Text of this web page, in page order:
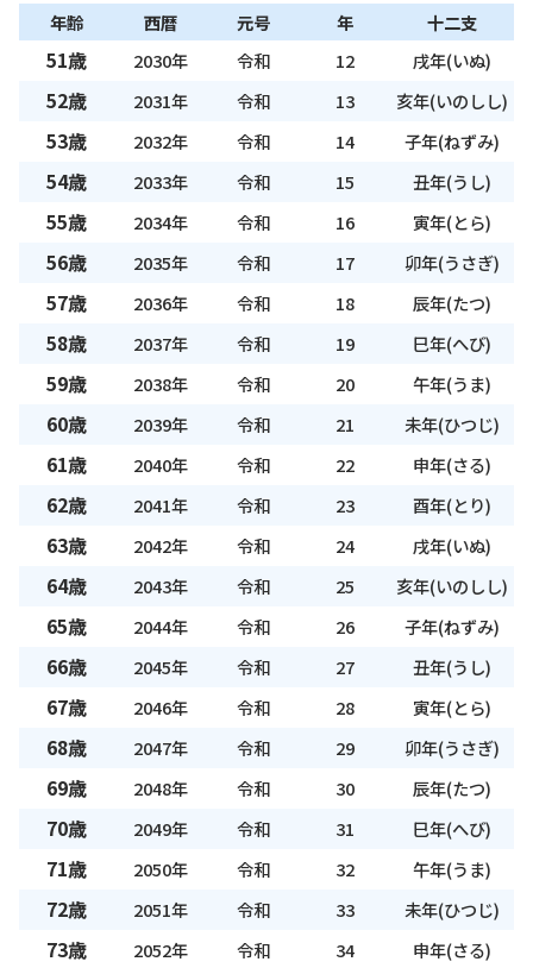
年齢 西暦 元号 年 十二支
51歳 2030年 令和 12 戌年(いぬ)
52歳 2031年 令和 13 亥年(いのしし)
53歳 2032年 令和 14 子年(ねずみ)
54歳 2033年 令和 15 丑年(うし)
55歳 2034年 令和 16 寅年(とら)
56歳 2035年 令和 17 卯年(うさぎ)
57歳 2036年 令和 18 辰年(たつ)
58歳 2037年 令和 19 巳年(へび)
59歳 2038年 令和 20 午年(うま)
60歳 2039年 令和 21 未年(ひつじ)
61歳 2040年 令和 22 申年(さる)
62歳 2041年 令和 23 酉年(とり)
63歳 2042年 令和 24 戌年(いぬ)
64歳 2043年 令和 25 亥年(いのしし)
65歳 2044年 令和 26 子年(ねずみ)
66歳 2045年 令和 27 丑年(うし)
67歳 2046年 令和 28 寅年(とら)
68歳 2047年 令和 29 卯年(うさぎ)
69歳 2048年 令和 30 辰年(たつ)
70歳 2049年 令和 31 巳年(へび)
71歳 2050年 令和 32 午年(うま)
72歳 2051年 令和 33 未年(ひつじ)
73歳 2052年 令和 34 申年(さる)